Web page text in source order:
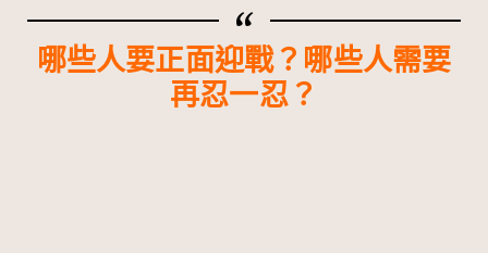
b
o
h
at
W
ei
b
哪些人要正面迎戰？哪些人需要
再忍一忍？